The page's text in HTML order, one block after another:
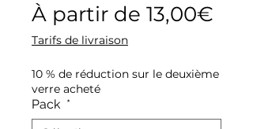
À partir de 13,00€
Tarifs de livraison
10 % de réduction sur le deuxième
verre acheté
Pack *